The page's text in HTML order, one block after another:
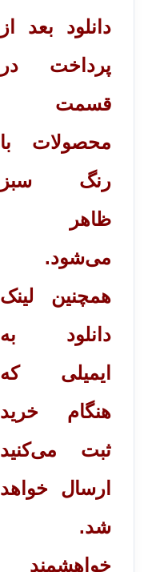
دانلود بعد از
پرداخت در
قسمت
محصولات با
رنگ سبز
ظاهر
می‌شود.
همچنین لینک
دانلود به
ایمیلی که
هنگام خرید
ثبت می‌کنید
ارسال خواهد
شد.
خواهشمند